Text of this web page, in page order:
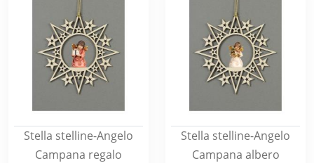
Stella stelline-Angelo
Campana regalo
Stella stelline-Angelo
Campana albero